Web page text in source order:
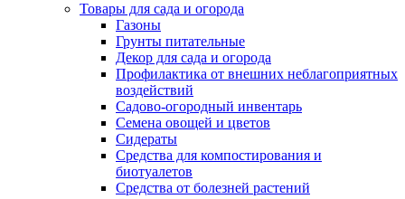
Товары для сада и огорода
Газоны
Грунты питательные
Декор для сада и огорода
Профилактика от внешних неблагоприятных
воздействий
Садово-огородный инвентарь
Семена овощей и цветов
Сидераты
Средства для компостирования и
биотуалетов
Средства от болезней растений